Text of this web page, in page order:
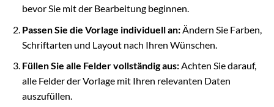
bevor Sie mit der Bearbeitung beginnen.
Passen Sie die Vorlage individuell an:Ändern Sie Farben,
Schriftarten und Layout nach Ihren Wünschen.
Füllen Sie alle Felder vollständig aus:Achten Sie darauf,
alle Felder der Vorlage mit Ihren relevanten Daten
auszufüllen.